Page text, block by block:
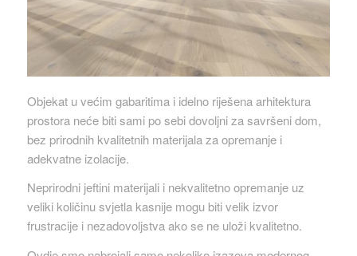
Objekat u većim gabaritima i idelno riješena arhitektura
prostora neće biti sami po sebi dovoljni za savršeni dom,
bez prirodnih kvalitetnih materijala za opremanje i
adekvatne izolacije.
Neprirodni jeftini materijali i nekvalitetno opremanje uz
veliki količinu svjetla kasnije mogu biti velik izvor
frustracije i nezadovoljstva ako se ne uloži kvalitetno.